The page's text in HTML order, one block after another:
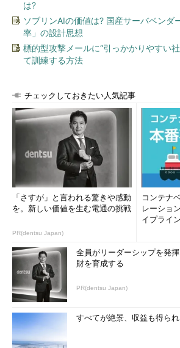
ーと［↑］キーで［タスクマネージャー］
キーを押す、といった具合にキーボードだ
キーボードショートカットでタスクマ
することも可能だ。［Ctrl］＋［Shift］＋［
と、タスクマネージャーが起動する。3つ
ならないのは難点だが、タスクマネージャ
のであれば覚えておくと便利だろう。
［Ctrl］＋［Alt］＋［Del］キー画面か
ーを起動する
［Ctrl］＋［Alt］＋［Del］キーで開いた
ージャー］を選択して起動することも可能
どが開かない場合に再起動を行いたいとき
多いと思うが、ここの［キャンセル］ボタ
ージャー］がある。Windows 10が何らかの
うな場合でも、［Ctrl］＋［Alt］＋［Del］
能なことが多い。前述の手順では反応しな
＋［Alt］＋［Del］キーを試してみるとよい
は?
ソブリンAIの価値は? 国産サーバベンダ
率」の設計思想
標的型攻撃メールに“引っかかりやすい
て訓練する方法
チェックしておきたい人気記事
「さすが」と言われる驚きや感動
を。新しい価値を生む電通の挑戦
PR(dentsu Japan)
コンテナ
レーショ
イプライ
全員がリーダーシップを発
財を育成する
PR(dentsu Japan)
すべてが絶景、収益も得ら